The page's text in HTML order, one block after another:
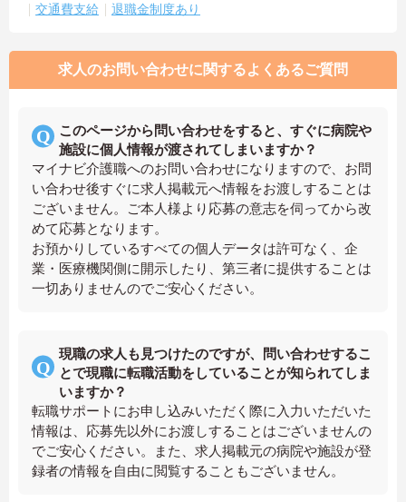
交通費支給
退職金制度あり
求人のお問い合わせに関するよくあるご質問
このページから問い合わせをすると、すぐに病院や
施設に個人情報が渡されてしまいますか？
マイナビ介護職へのお問い合わせになりますので、お問
い合わせ後すぐに求人掲載元へ情報をお渡しすることは
ございません。ご本人様より応募の意志を伺ってから改
めて応募となります。
お預かりしているすべての個人データは許可なく、企
業・医療機関側に開示したり、第三者に提供することは
一切ありませんのでご安心ください。
現職の求人も見つけたのですが、問い合わせするこ
とで現職に転職活動をしていることが知られてしま
いますか？
転職サポートにお申し込みいただく際に入力いただいた
情報は、応募先以外にお渡しすることはございませんの
でご安心ください。また、求人掲載元の病院や施設が登
録者の情報を自由に閲覧することもございません。